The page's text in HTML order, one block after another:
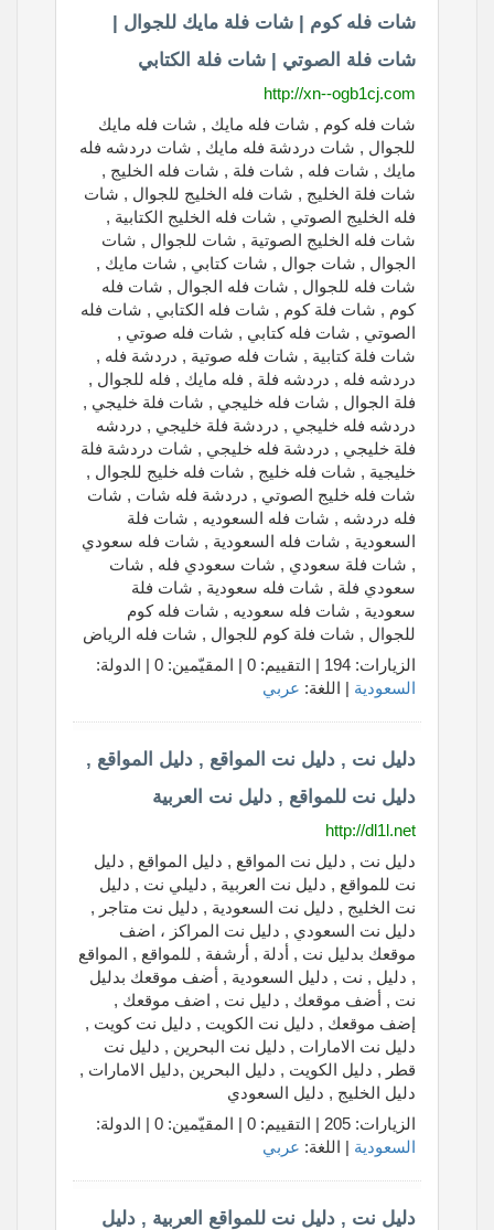
شات فله كوم | شات فلة مايك للجوال |
شات فلة الصوتي | شات فلة الكتابي
http://xn--ogb1cj.com
شات فله كوم , شات فله مايك , شات فله مايك
للجوال , شات دردشة فله مايك , شات دردشه فله
مايك , شات فله , شات فلة , شات فله الخليج ,
شات فلة الخليج , شات فله الخليج للجوال , شات
فله الخليج الصوتي , شات فله الخليج الكتابية ,
شات فله الخليج الصوتية , شات للجوال , شات
الجوال , شات جوال , شات كتابي , شات مايك ,
شات فله للجوال , شات فله الجوال , شات فله
كوم , شات فلة كوم , شات فله الكتابي , شات فله
الصوتي , شات فله كتابي , شات فله صوتي ,
شات فلة كتابية , شات فله صوتية , دردشة فله ,
دردشه فله , دردشه فلة , فله مايك , فله للجوال ,
فلة الجوال , شات فله خليجي , شات فلة خليجي ,
دردشه فله خليجي , دردشة فلة خليجي , دردشه
فلة خليجي , دردشة فله خليجي , شات دردشة فلة
خليجية , شات فله خليج , شات فله خليج للجوال ,
شات فله خليج الصوتي , دردشة فله شات , شات
فله دردشه , شات فله السعوديه , شات فلة
السعودية , شات فله السعودية , شات فله سعودي
, شات فلة سعودي , شات سعودي فله , شات
سعودي فلة , شات فله سعودية , شات فلة
سعودية , شات فله سعوديه , شات فله كوم
للجوال , شات فلة كوم للجوال , شات فله الرياض
الزيارات: 194 | التقييم: 0 | المقيّمين: 0 | الدولة:
السعودية | اللغة: عربي
دليل نت , دليل نت المواقع , دليل المواقع ,
دليل نت للمواقع , دليل نت العربية
http://dl1l.net
دليل نت , دليل نت المواقع , دليل المواقع , دليل
نت للمواقع , دليل نت العربية , دليلي نت , دليل
نت الخليج , دليل نت السعودية , دليل نت متاجر ,
دليل نت السعودي , دليل نت المراكز ، اضف
موقعك بدليل نت , أدلة , أرشفة , للمواقع , المواقع
, دليل , نت , دليل السعودية , أضف موقعك بدليل
نت , أضف موقعك , دليل نت , اضف موقعك ,
إضف موقعك , دليل نت الكويت , دليل نت كويت ,
دليل نت الامارات , دليل نت البحرين , دليل نت
قطر , دليل الكويت , دليل البحرين ,دليل الامارات ,
دليل الخليج , دليل السعودي
الزيارات: 205 | التقييم: 0 | المقيّمين: 0 | الدولة:
السعودية | اللغة: عربي
دليل نت , دليل نت للمواقع العربية , دليل